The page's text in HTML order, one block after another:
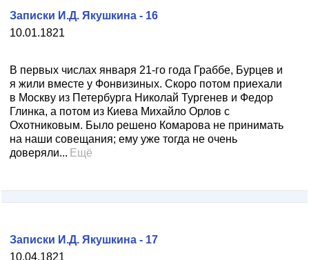
10.01.1821
Записки И.Д. Якушкина - 16
В первых числах января 21-го года Граббе, Бурцев и
я жили вместе у Фонвизиных. Скоро потом приехали
в Москву из Петербурга Николай Тургенев и Федор
Глинка, а потом из Киева Михайло Орлов с
Охотниковым. Было решено Комарова не принимать
на наши совещания; ему уже тогда не очень
доверяли... Ещё
10.04.1821
Записки И.Д. Якушкина - 17